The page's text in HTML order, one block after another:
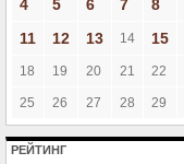
4
5 6 7 8
11
12 13 14 15
18 19 20 21 22
25 26 27 28 29
РЕЙТИНГ